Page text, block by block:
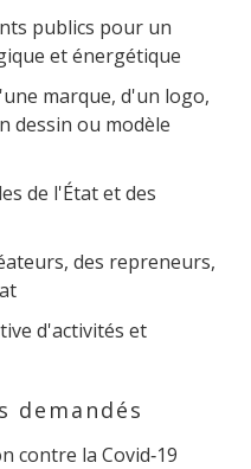
publics pour un
et énergétique
marque, d'un logo,
dessin ou modèle
de l'État et des
des repreneurs,
d'activités et
demandés
contre la Covid‑19